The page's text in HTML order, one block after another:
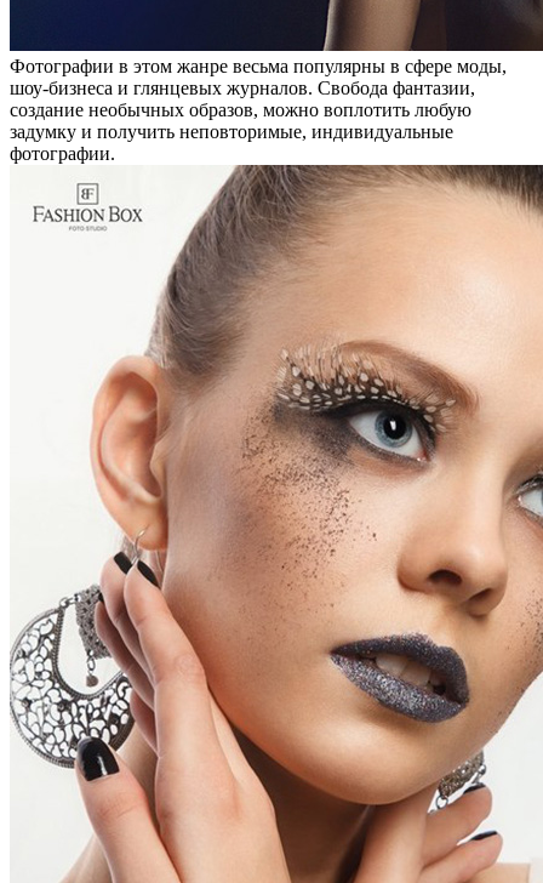
Фотографии в этом жанре весьма популярны в сфере моды,
шоу-бизнеса и глянцевых журналов. Свобода фантазии,
создание необычных образов, можно воплотить любую
задумку и получить неповторимые, индивидуальные
фотографии.